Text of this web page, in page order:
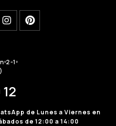
1º
de Lunes a Viernes en
de 12:00 a 14:00